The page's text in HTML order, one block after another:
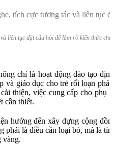
liên tục đặt câu hỏi để làm rõ kiến thức
chỉ là hoạt động đào tạo
và giáo dục cho trẻ rối loạn
thiện, việc cung cấp cho phụ
cần thiết.
hướng đến xây dựng cộng
là điều cần loại bỏ, mà là
vàng.